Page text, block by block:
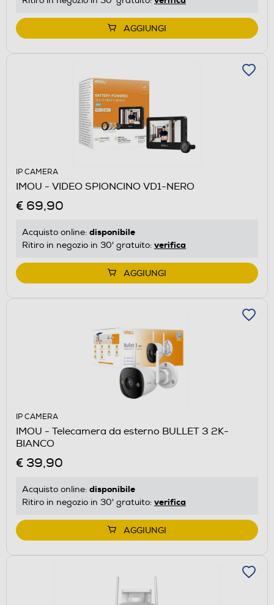
AGGIUNGI
IP CAMERA
IMOU - VIDEO SPIONCINO VD1-NERO
€ 69,90
Acquisto online: disponibile
Ritiro in negozio in 30' gratuito: verifica
AGGIUNGI
IP CAMERA
IMOU - Telecamera da esterno BULLET 3 2K-
BIANCO
€ 39,90
Acquisto online: disponibile
Ritiro in negozio in 30' gratuito: verifica
AGGIUNGI